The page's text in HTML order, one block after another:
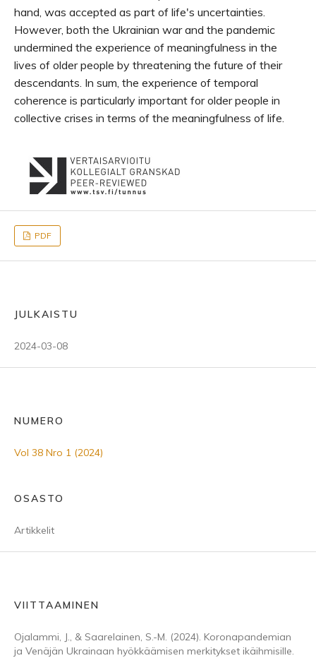
hand, was accepted as part of life's uncertainties.
However, both the Ukrainian war and the pandemic
undermined the experience of meaningfulness in the
lives of older people by threatening the future of their
descendants. In sum, the experience of temporal
coherence is particularly important for older people in
collective crises in terms of the meaningfulness of life.
PDF
JULKAISTU
2024-03-08
NUMERO
Vol 38 Nro 1 (2024)
OSASTO
Artikkelit
VIITTAAMINEN
Ojalammi, J., & Saarelainen, S.-M. (2024). Koronapandemian
ja Venäjän Ukrainaan hyökkäämisen merkitykset ikäihmisille.